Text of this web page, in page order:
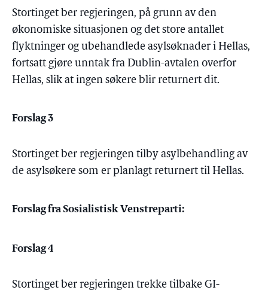
Stortinget ber regjeringen, på grunn av den
økonomiske situasjonen og det store antallet
flyktninger og ubehandlede asylsøknader i Hellas,
fortsatt gjøre unntak fra Dublin-avtalen overfor
Hellas, slik at ingen søkere blir returnert dit.
Forslag 3
Stortinget ber regjeringen tilby asylbehandling av
de asylsøkere som er planlagt returnert til Hellas.
Forslag fra Sosialistisk Venstreparti:
Forslag 4
Stortinget ber regjeringen trekke tilbake GI-